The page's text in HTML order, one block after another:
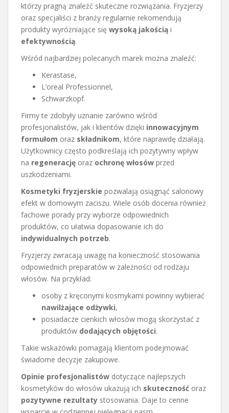
którzy pragną znaleźć skuteczne rozwiązania. Fryzjerzy
oraz specjaliści z branży regularnie rekomendują
produkty wyróżniające się wysoką jakością i
efektywnością.
Wśród najbardziej polecanych marek można znaleźć:
Kerastase,
L’oreal Professionnel,
Schwarzkopf.
Firmy te zdobyły uznanie zarówno wśród
profesjonalistów, jak i klientów dzięki innowacyjnym
formułom oraz składnikom, które naprawdę działają.
Użytkownicy często podkreślają ich pozytywny wpływ
na regenerację oraz ochronę włosów przed
uszkodzeniami.
Kosmetyki fryzjerskie pozwalają osiągnąć salonowy
efekt w domowym zaciszu. Wiele osób docenia również
fachowe porady przy wyborze odpowiednich
produktów, co ułatwia dopasowanie ich do
indywidualnych potrzeb.
Fryzjerzy zwracają uwagę na konieczność stosowania
odpowiednich preparatów w zależności od rodzaju
włosów. Na przykład:
osoby z kręconymi kosmykami powinny wybierać
nawilżające odżywki,
posiadacze cienkich włosów mogą skorzystać z
produktów dodających objętości.
Takie wskazówki pomagają klientom podejmować
świadome decyzje zakupowe.
Opinie profesjonalistów dotyczące najlepszych
kosmetyków do włosów ukazują ich skuteczność oraz
pozytywne rezultaty stosowania. Daje to cenne